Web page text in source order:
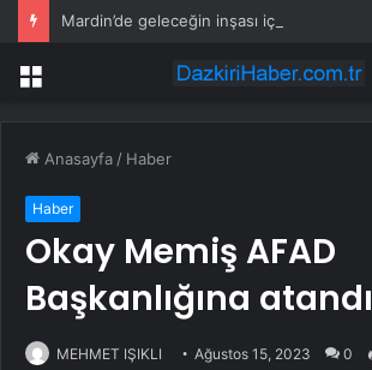
Menü
Anasayfa / Haber
Haber
Okay Memiş AFAD
Başkanlığına atandı
MEHMET IŞIKLI Ağustos 15, 2023 0